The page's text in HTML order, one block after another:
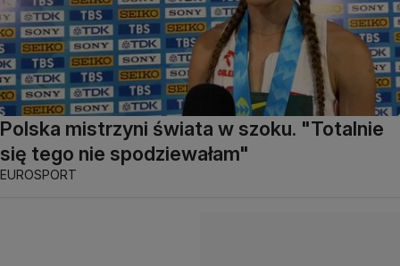
Polska mistrzyni świata w szoku. "Totalnie
się tego nie spodziewałam"
EUROSPORT